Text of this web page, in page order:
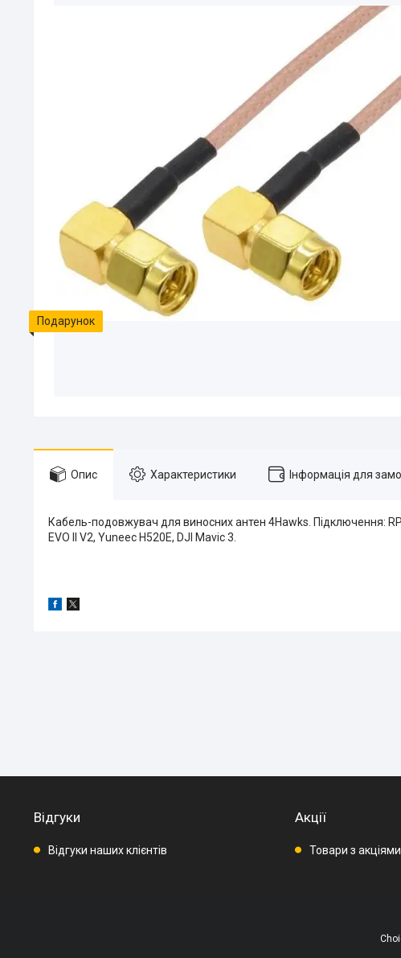
Подарунок
Опис Характеристики Інформація для
Кабель-подовжувач для виносних антен 4Hawks. Підключення:
EVO II V2, Yuneec H520E, DJI Mavic 3.
Відгуки
Відгуки наших клієнтів
Акції
Товари з